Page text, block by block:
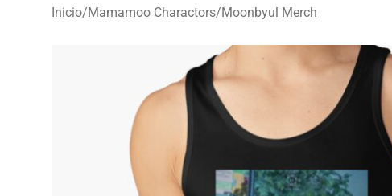
Inicio/Mamamoo Charactors/Moonbyul Merch